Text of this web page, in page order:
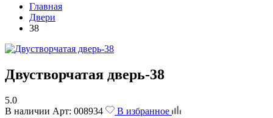
Главная
Двери
38
Двустворчатая дверь-38
5.0
В наличии Арт: 008934 В избранное